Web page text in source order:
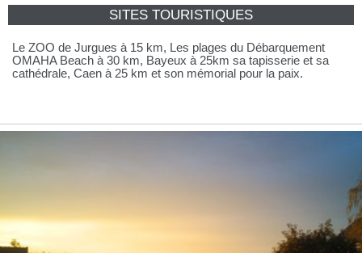
SITES TOURISTIQUES
Le ZOO de Jurgues à 15 km, Les plages du Débarquement
OMAHA Beach à 30 km, Bayeux à 25km sa tapisserie et sa
cathédrale, Caen à 25 km et son mémorial pour la paix.